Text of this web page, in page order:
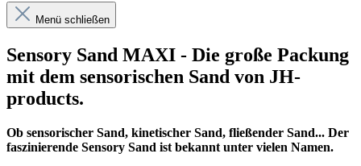
Menü schließen
Sensory Sand MAXI - Die große Packung
mit dem sensorischen Sand von JH-
products.
Ob sensorischer Sand, kinetischer Sand, fließender Sand... Der
faszinierende Sensory Sand ist bekannt unter vielen Namen.